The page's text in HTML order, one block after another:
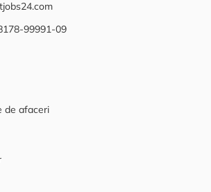
99991-09
de afaceri